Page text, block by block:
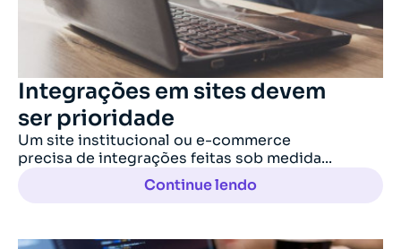
Integrações em sites devem
ser prioridade
Um site institucional ou e-commerce
precisa de integrações feitas sob medida...
Continue lendo